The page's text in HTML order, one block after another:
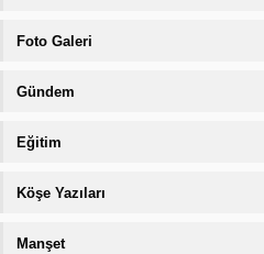
Foto Galeri
Gündem
Eğitim
Köşe Yazıları
Manşet